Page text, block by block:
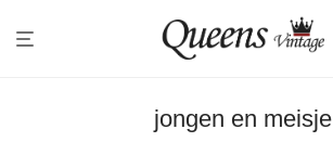
jongen en meisje